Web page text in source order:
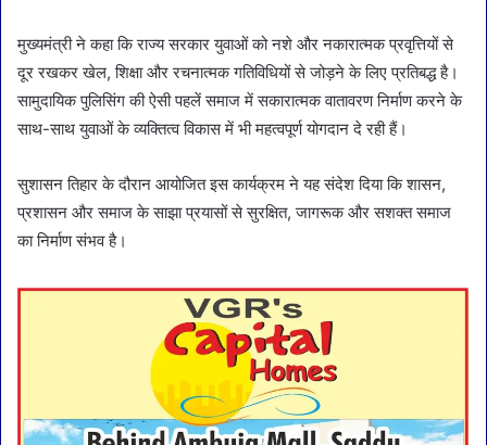
मुख्यमंत्री ने कहा कि राज्य सरकार युवाओं को नशे और नकारात्मक प्रवृत्तियों से
दूर रखकर खेल, शिक्षा और रचनात्मक गतिविधियों से जोड़ने के लिए प्रतिबद्ध है।
सामुदायिक पुलिसिंग की ऐसी पहलें समाज में सकारात्मक वातावरण निर्माण करने के
साथ-साथ युवाओं के व्यक्तित्व विकास में भी महत्वपूर्ण योगदान दे रही हैं।
सुशासन तिहार के दौरान आयोजित इस कार्यक्रम ने यह संदेश दिया कि शासन,
प्रशासन और समाज के साझा प्रयासों से सुरक्षित, जागरूक और सशक्त समाज
का निर्माण संभव है।